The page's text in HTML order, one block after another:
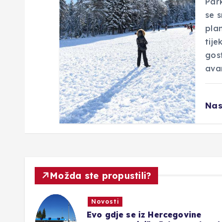
se
Možda ste propustili?
Novosti
Evo gdje se iz Hercegovine